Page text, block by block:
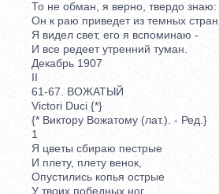
То не обман, я верно, твердо знаю:
Он к раю приведет из темных стран.
Я видел свет, его я вспоминаю -
И все редеет утренний туман.
Декабрь 1907
II
61-67. ВОЖАТЫЙ
Victori Duci {*}
{* Виктору Вожатому (лат.). - Ред.}
1
Я цветы сбираю пестрые
И плету, плету венок,
Опустились копья острые
У твоих победных ног.